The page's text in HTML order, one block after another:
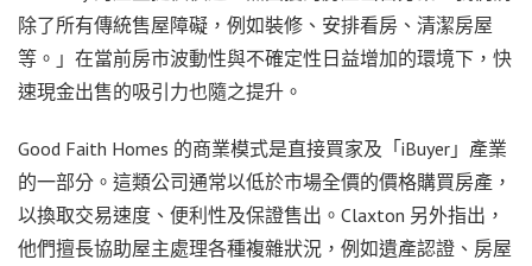
除了所有傳統售屋障礙，例如裝修、安排看房、清潔房屋
等。」在當前房市波動性與不確定性日益增加的環境下，快
速現金出售的吸引力也隨之提升。
Good Faith Homes 的商業模式是直接買家及「iBuyer」產業
的一部分。這類公司通常以低於市場全價的價格購買房產，
以換取交易速度、便利性及保證售出。Claxton 另外指出，
他們擅長協助屋主處理各種複雜狀況，例如遺產認證、房屋